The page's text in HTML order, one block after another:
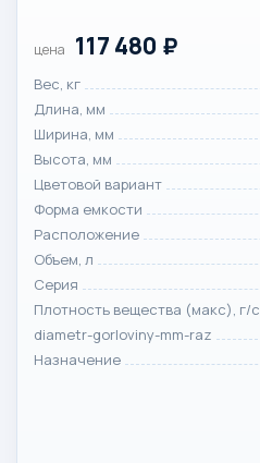
цена 117 480 ₽
Вес, кг
Длина, мм
Ширина, мм
Высота, мм
Цветовой вариант
Форма емкости
Расположение
Объем, л
Серия
Плотность вещества (макс), г/с
diametr-gorloviny-mm-raz
Назначение